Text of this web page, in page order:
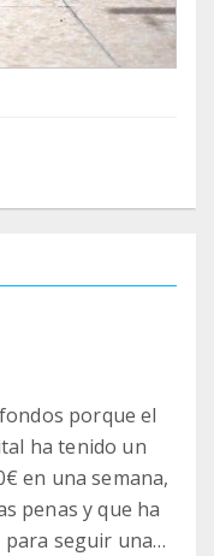
porque el
ha tenido un
en una semana,
penas y que ha
seguir una